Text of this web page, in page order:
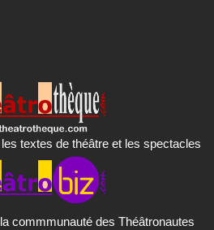
textes de théâtre et les spectacles
commmunauté des Théâtronautes